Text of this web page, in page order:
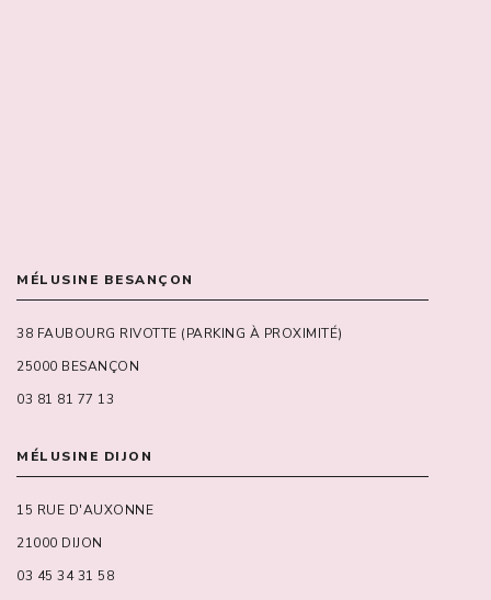
MÉLUSINE BESANÇON
38 FAUBOURG RIVOTTE (PARKING À PROXIMITÉ)
25000 BESANÇON
03 81 81 77 13
MÉLUSINE DIJON
15 RUE D'AUXONNE
21000 DIJON
03 45 34 31 58